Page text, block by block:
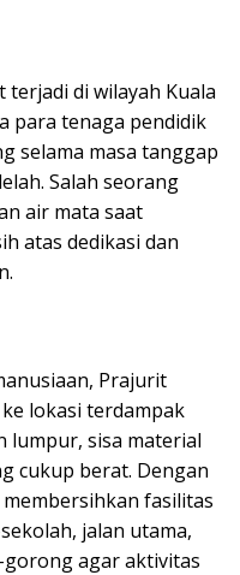
di wilayah Kuala
para tenaga pendidik
selama masa tanggap
Salah seorang
air mata saat
atas dedikasi dan
Prajurit
lokasi terdampak
lumpur, sisa material
cukup berat. Dengan
fasilitas
jalan utama,
agar aktivitas